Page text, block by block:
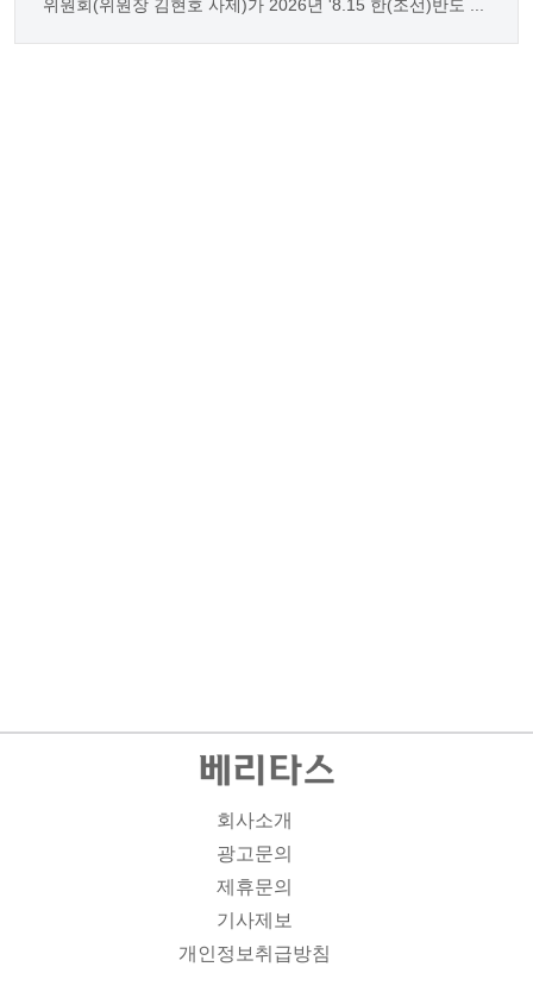
위원회(위원장 김현호 사제)가 2026년 '8.15 한(조선)반도 ...
회사소개
광고문의
제휴문의
기사제보
개인정보취급방침